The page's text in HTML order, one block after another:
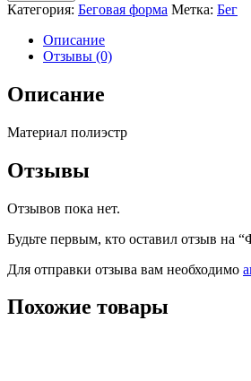
Категория: Беговая форма Метка: Бег
Описание
Отзывы (0)
Описание
Материал полиэстр
Отзывы
Отзывов пока нет.
Будьте первым, кто оставил отзыв на
Для отправки отзыва вам необходимо
Похожие товары